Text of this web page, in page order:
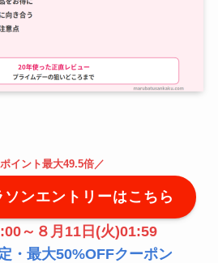
ポイント最大49.5倍 ／
ンエントリーはこちら
～８月11日(火)01:59
・最大50%OFFクーポン